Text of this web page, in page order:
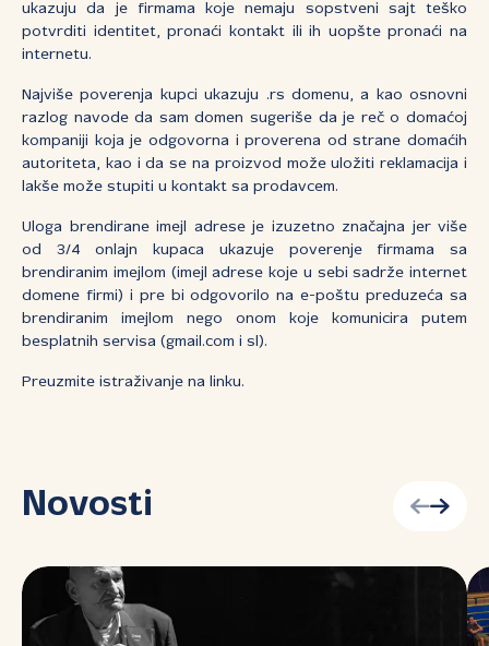
ukazuju da je firmama koje nemaju sopstveni sajt teško
potvrditi identitet, pronaći kontakt ili ih uopšte pronaći na
internetu.
Najviše poverenja kupci ukazuju .rs domenu, a kao osnovni
razlog navode da sam domen sugeriše da je reč o domaćoj
kompaniji koja je odgovorna i proverena od strane domaćih
autoriteta, kao i da se na proizvod može uložiti reklamacija i
lakše može stupiti u kontakt sa prodavcem.
Uloga brendirane imejl adrese je izuzetno značajna jer više
od 3/4 onlajn kupaca ukazuje poverenje firmama sa
brendiranim imejlom (imejl adrese koje u sebi sadrže internet
domene firmi) i pre bi odgovorilo na e-poštu preduzeća sa
brendiranim imejlom nego onom koje komunicira putem
besplatnih servisa (gmail.com i sl).
Preuzmite istraživanje na linku.
Novosti